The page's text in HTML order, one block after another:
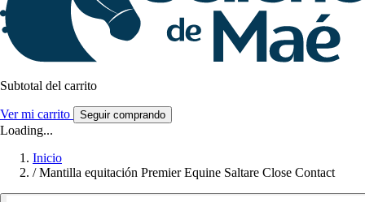
Subtotal del carrito
Ver mi carrito Seguir comprando
Loading...
Inicio
/ Mantilla equitación Premier Equine Saltare Close Contact